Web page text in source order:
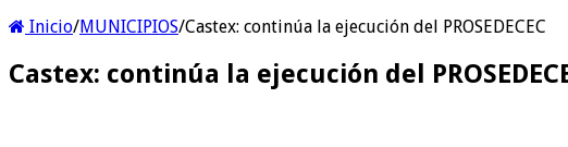
Inicio/MUNICIPIOS/Castex: continúa la ejecución del PROSEDECEC
Castex: continúa la ejecución del